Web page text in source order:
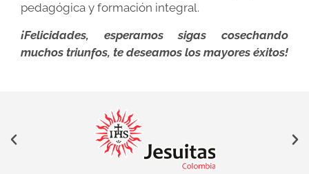
pedagógica y formación integral.
¡Felicidades, esperamos sigas cosechando
muchos triunfos, te deseamos los mayores éxitos!